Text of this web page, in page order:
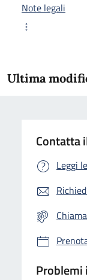
Note legali
Ultima
Contatta
Leggi
Problemi